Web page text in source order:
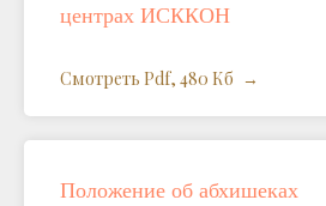
центрах ИСККОН
Смотреть Pdf, 480 Кб
Положение об абхишеках